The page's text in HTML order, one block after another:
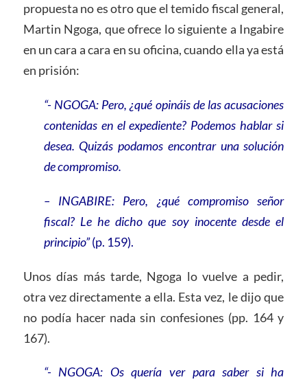
propuesta no es otro que el temido fiscal general,
Martin Ngoga, que ofrece lo siguiente a Ingabire
en un cara a cara en su oficina, cuando ella ya está
en prisión:
“- NGOGA: Pero, ¿qué opináis de las acusaciones
contenidas en el expediente? Podemos hablar si
desea. Quizás podamos encontrar una solución
de compromiso.
– INGABIRE: Pero, ¿qué compromiso señor
fiscal? Le he dicho que soy inocente desde el
principio”(p. 159).
Unos días más tarde, Ngoga lo vuelve a pedir,
otra vez directamente a ella. Esta vez, le dijo que
no podía hacer nada sin confesiones (pp. 164 y
167).
“- NGOGA: Os quería ver para saber si ha